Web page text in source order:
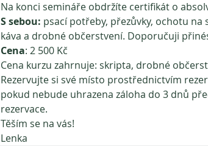
Na konci semináře obdržíte certifikát o
S sebou: psací potřeby, přezůvky, ochotu
káva a drobné občerstvení. Doporučuji
Cena: 2 500 Kč
Cena kurzu zahrnuje: skripta, drobné
Rezervujte si své místo prostřednictvím
pokud nebude uhrazena záloha do 3 dnů
rezervace.
Těším se na vás!
Lenka